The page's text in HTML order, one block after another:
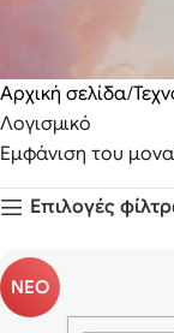
Αρχική σελίδα
Λογισμικό
Εμφάνιση του
Επιλογές
ΝΕΟ